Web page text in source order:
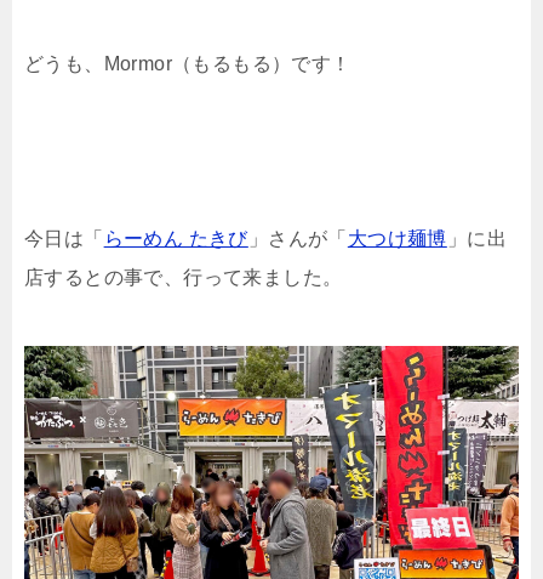
どうも、Mormor（もるもる）です！
今日は「 らーめん たきび」さんが「 大つけ麺博 」に出
店するとの事で、行って来ました。